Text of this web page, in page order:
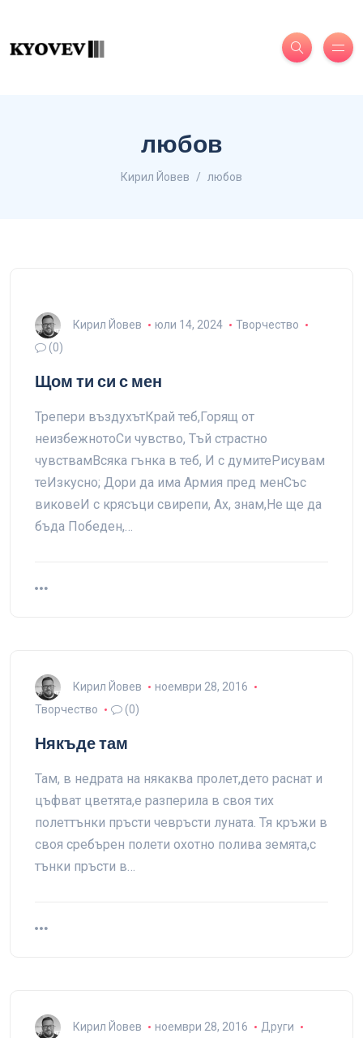
любов
Кирил Йовев любов
Кирил Йовев юли 14, 2024
Творчество
(0)
Щом ти си с мен
Трепери въздухътКрай теб,Горящ от
неизбежнотоСи чувство, Тъй страстно
чувствамВсяка гънка в теб, И с думитеРисувам
теИзкусно; Дори да има Армия пред менСъс
виковеИ с крясъци свирепи, Ах, знам,Не ще да
бъда Победен,…
Кирил Йовев
ноември 28, 2016
Творчество
(0)
Някъде там
Там, в недрата на някаква пролет,дето раснат и
цъфват цветята,е разперила в своя тих
полеттънки пръсти чевръсти луната. Тя кръжи в
своя сребърен полети охотно полива земята,с
тънки пръсти в…
Кирил Йовев ноември 28, 2016
Други